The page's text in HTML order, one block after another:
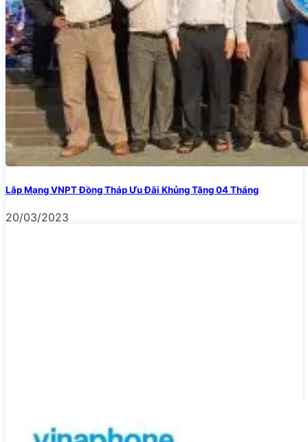
Lắp Mạng VNPT Đồng Tháp Ưu Đãi Khủng Tặng 04 Tháng
20/03/2023